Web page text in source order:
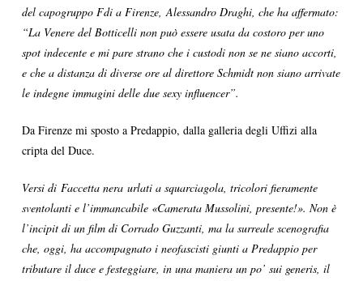
del capogruppo Fdi a Firenze, Alessandro Draghi, che ha affermato:
“La Venere del Botticelli non può essere usata da costoro per uno
spot indecente e mi pare strano che i custodi non se ne siano accorti,
e che a distanza di diverse ore al direttore Schmidt non siano arrivate
le indegne immagini delle due sexy influencer”.
Da Firenze mi sposto a Predappio, dalla galleria degli Uffizi alla
cripta del Duce.
Versi di Faccetta nera urlati a squarciagola, tricolori fieramente
sventolanti e l’immancabile «Camerata Mussolini, presente!». Non è
l’incipit di un film di Corrado Guzzanti, ma la surreale scenografia
che, oggi, ha accompagnato i neofascisti giunti a Predappio per
tributare il duce e festeggiare, in una maniera un po’ sui generis, il